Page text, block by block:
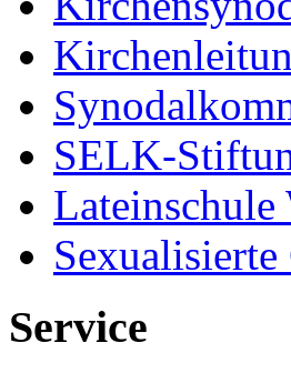
SELK-
Lateinschule
Service